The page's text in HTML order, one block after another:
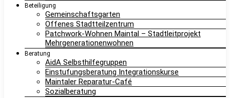
Beteiligung
Gemeinschaftsgarten
Offenes Stadtteilzentrum
Patchwork-Wohnen Maintal – Stadtleitprojekt
Mehrgenerationenwohnen
Beratung
AidA Selbsthilfegruppen
Einstufungsberatung Integrationskurse
Maintaler Reparatur-Café
Sozialberatung